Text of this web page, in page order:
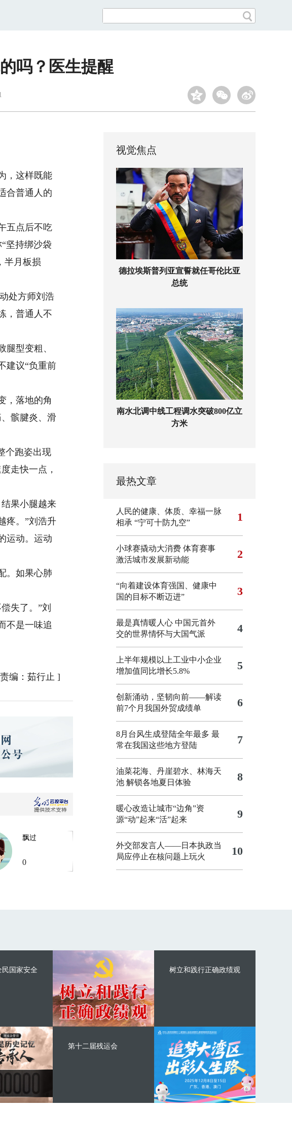
吗？医生提醒
，这样既能
合普通人的
五点后不吃
坚持绑沙袋
半月板损
处方师刘浩
，普通人不
型变粗、
建议“负重前
，落地的角
髌腱炎、滑
个跑姿出现
走快一点，
果小腿越来
疼。”刘浩升
运动。运动
。如果心肺
失了。”刘
不是一味追
责编：茹行止 ]
飘过
0
视觉焦点
德拉埃斯普列亚宣誓就任哥伦比亚
总统
南水北调中线工程调水突破800亿立
方米
最热文章
人民的健康、体质、幸福一脉
相承 “宁可十防九空” 1
小球赛撬动大消费 体育赛事
激活城市发展新动能
2
“向着建设体育强国、健康中
国的目标不断迈进”
3
最是真情暖人心 中国元首外
交的世界情怀与大国气派
4
上半年规模以上工业中小企业
增加值同比增长5.8%
5
创新涌动，坚韧向前——解读
前7个月我国外贸成绩单
6
8月台风生成登陆全年最多 最
常在我国这些地方登陆
7
油菜花海、丹崖碧水、林海天
池 解锁各地夏日体验
8
暖心改造让城市“边角”资
源“动”起来“活”起来
9
外交部发言人——日本执政当
局应停止在核问题上玩火
10
国家安全
树立和践行正确政绩观
第十二届残运会